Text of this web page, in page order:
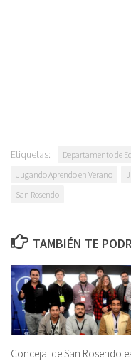
Etiquetas: Departamento de
Jugando Aprendo en Verano
San Rosendo
TAMBIÉN TE
Concejal de San Rosendo